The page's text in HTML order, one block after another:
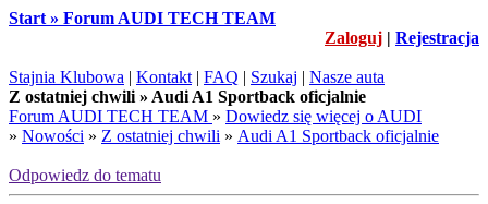
Start » Forum AUDI TECH TEAM
Zaloguj | Rejestracja
Stajnia Klubowa | Kontakt | FAQ | Szukaj | Nasze auta
Z ostatniej chwili » Audi A1 Sportback oficjalnie
Forum AUDI TECH TEAM » Dowiedz się więcej o AUDI
» Nowości » Z ostatniej chwili » Audi A1 Sportback oficjalnie
Odpowiedz do tematu